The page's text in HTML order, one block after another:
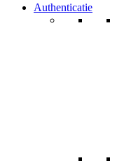
Authenticatie